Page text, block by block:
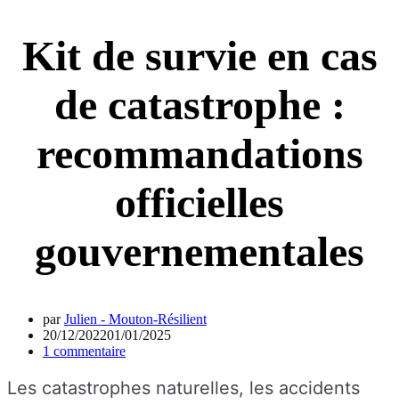
Kit de survie en cas
de catastrophe :
recommandations
officielles
gouvernementales
parJulien - Mouton-Résilient
20/12/202201/01/2025
1 commentaire
Les catastrophes naturelles, les accidents